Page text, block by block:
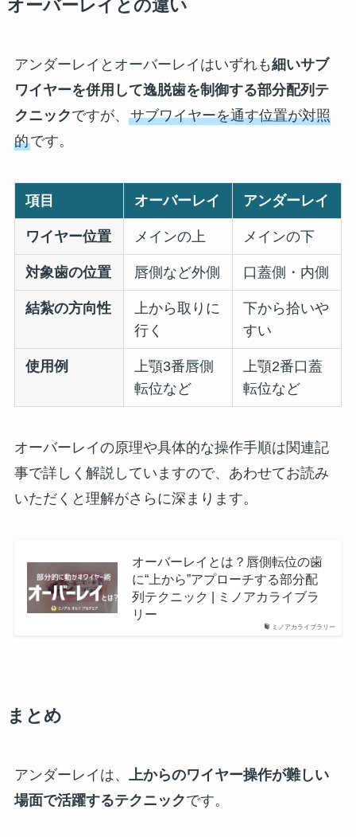
オーバーレイとの違い
アンダーレイとオーバーレイはいずれも細いサブ
ワイヤーを併用して逸脱歯を制御する部分配列テ
クニックですが、 サブワイヤーを通す位置が対照
的です。
項目 オーバーレイ アンダーレイ
ワイヤー位置 メインの上 メインの下
対象歯の位置 唇側など外側 口蓋側・内側
結紮の方向性
上から取りに
行く
下から拾いや
すい
使用例
上顎3番唇側
転位など
上顎2番口蓋
転位など
オーバーレイの原理や具体的な操作手順は関連記
事で詳しく解説していますので、あわせてお読み
いただくと理解がさらに深まります。
ミノアカライブラリー
オーバーレイとは？唇側転位の歯
に“上から”アプローチする部分配
列テクニック | ミノアカライブラ
リー
まとめ
アンダーレイは、 上からのワイヤー操作が難しい
場面で活躍するテクニックです。